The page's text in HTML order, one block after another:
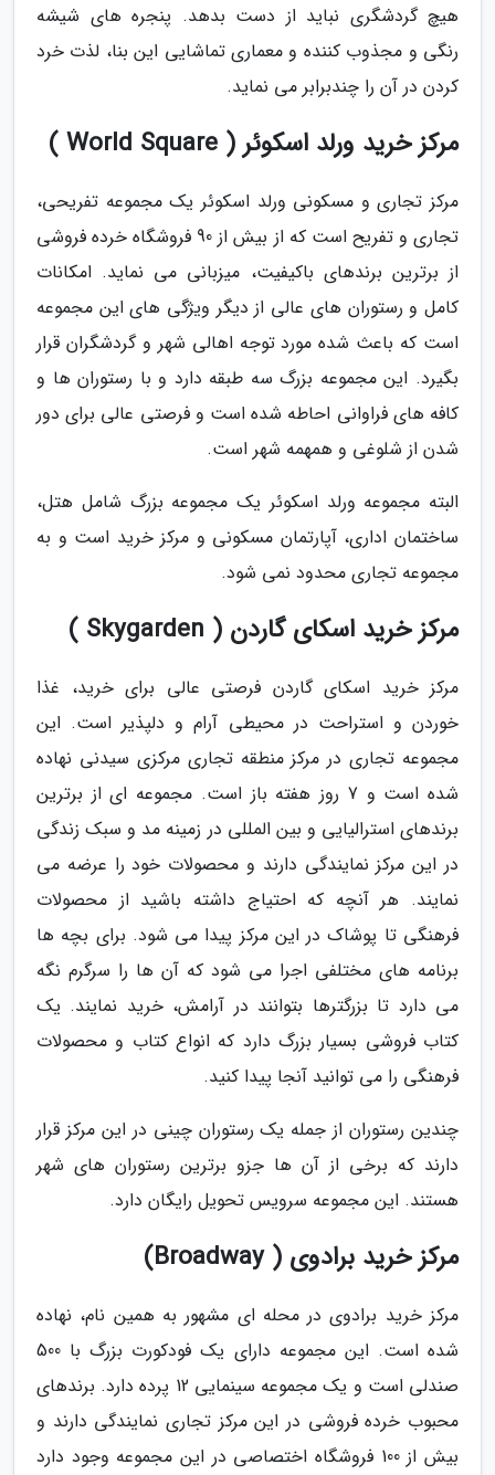
هیچ گردشگری نباید از دست بدهد. پنجره های شیشه
رنگی و مجذوب کننده و معماری تماشایی این بنا، لذت خرد
کردن در آن را چندبرابر می نماید.
مرکز خرید ورلد اسکوئر ( World Square )
مرکز تجاری و مسکونی ورلد اسکوئر یک مجموعه تفریحی،
تجاری و تفریح است که از بیش از 90 فروشگاه خرده فروشی
از برترین برندهای باکیفیت، میزبانی می نماید. امکانات
کامل و رستوران های عالی از دیگر ویژگی های این مجموعه
است که باعث شده مورد توجه اهالی شهر و گردشگران قرار
بگیرد. این مجموعه بزرگ سه طبقه دارد و با رستوران ها و
کافه های فراوانی احاطه شده است و فرصتی عالی برای دور
شدن از شلوغی و همهمه شهر است.
البته مجموعه ورلد اسکوئر یک مجموعه بزرگ شامل هتل،
ساختمان اداری، آپارتمان مسکونی و مرکز خرید است و به
مجموعه تجاری محدود نمی شود.
مرکز خرید اسکای گاردن ( Skygarden )
مرکز خرید اسکای گاردن فرصتی عالی برای خرید، غذا
خوردن و استراحت در محیطی آرام و دلپذیر است. این
مجموعه تجاری در مرکز منطقه تجاری مرکزی سیدنی نهاده
شده است و 7 روز هفته باز است. مجموعه ای از برترین
برندهای استرالیایی و بین المللی در زمینه مد و سبک زندگی
در این مرکز نمایندگی دارند و محصولات خود را عرضه می
نمایند. هر آنچه که احتیاج داشته باشید از محصولات
فرهنگی تا پوشاک در این مرکز پیدا می شود. برای بچه ها
برنامه های مختلفی اجرا می شود که آن ها را سرگرم نگه
می دارد تا بزرگترها بتوانند در آرامش، خرید نمایند. یک
کتاب فروشی بسیار بزرگ دارد که انواع کتاب و محصولات
فرهنگی را می توانید آنجا پیدا کنید.
چندین رستوران از جمله یک رستوران چینی در این مرکز قرار
دارند که برخی از آن ها جزو برترین رستوران های شهر
هستند. این مجموعه سرویس تحویل رایگان دارد.
مرکز خرید برادوی ( Broadway)
مرکز خرید برادوی در محله ای مشهور به همین نام، نهاده
شده است. این مجموعه دارای یک فودکورت بزرگ با 500
صندلی است و یک مجموعه سینمایی 12 پرده دارد. برندهای
محبوب خرده فروشی در این مرکز تجاری نمایندگی دارند و
بیش از 100 فروشگاه اختصاصی در این مجموعه وجود دارد